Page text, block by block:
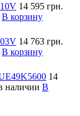
14 595 грн.
В корзину
14 763 грн.
В корзину
14
наличии В